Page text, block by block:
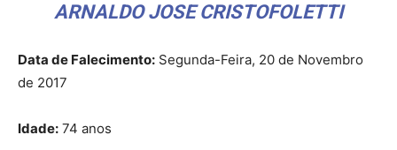
ARNALDO JOSE CRISTOFOLETTI
Data de Falecimento: Segunda-Feira, 20 de Novembro
de 2017
Idade: 74 anos